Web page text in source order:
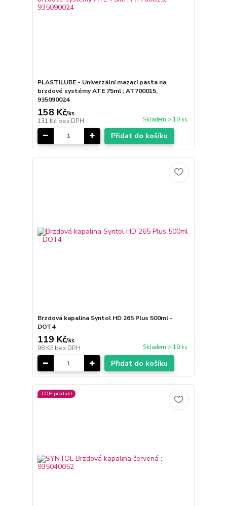
PLASTILUBE - Univerzální mazací pasta na
brzdové systémy ATE 75ml ; AT700015,
935090024
158 Kč/ks
131 Kč bez DPH Skladem > 10 ks
Přidat do košíku
Brzdová kapalina Syntol HD 265 Plus 500ml -
DOT4
119 Kč/ks
98 Kč bez DPH Skladem > 10 ks
Přidat do košíku
TOP produkt